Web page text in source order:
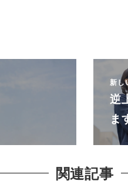
新し
逆
ま
関連記事